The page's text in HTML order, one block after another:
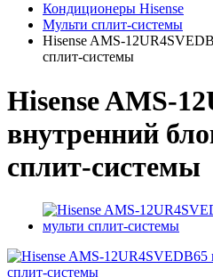
Кондиционеры Hisense
Мульти сплит-системы
Hisense AMS-
сплит-системы
Hisense AMS-
внутренний
сплит-системы